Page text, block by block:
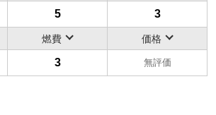
5 3
燃費 価格
3 無評価